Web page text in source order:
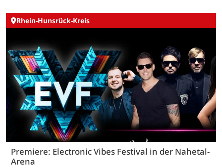
Rhein-Hunsrück-Kreis
Premiere: Electronic Vibes Festival in der Nahetal-
Arena